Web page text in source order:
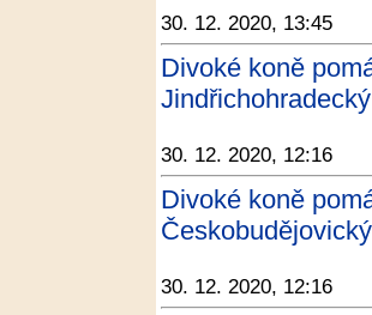
30. 12. 2020, 13:45
Divoké koně
30. 12. 2020, 12:16
Divoké koně
30. 12. 2020, 12:16